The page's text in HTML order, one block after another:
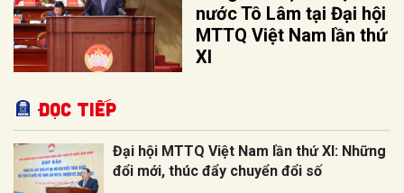
nước Tô Lâm tại Đại hội
MTTQ Việt Nam lần thứ
XI
Đọc tiếp
Đại hội MTTQ Việt Nam lần thứ XI: Những
đổi mới, thúc đẩy chuyển đổi số